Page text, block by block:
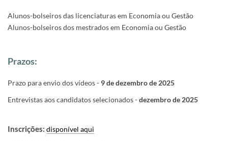
Alunos-bolseiros das licenciaturas em Economia ou Gestão
Alunos-bolseiros dos mestrados em Economia ou Gestão
Prazos:
Prazo para envio dos vídeos - 9 de dezembro de 2025
Entrevistas aos candidatos selecionados -dezembro de 2025
Inscrições: disponível aqui